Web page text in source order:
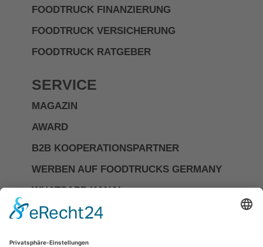
FOODTRUCK FINANZIERUNG
FOODTRUCK VERSICHERUNG
FOODTRUCK RATGEBER
SERVICE
MAGAZIN
AWARD
B2B KOOPERATIONSPARTNER
WERBEN AUF FOODTRUCKS GERMANY
WHATSAPP KANAL
Investor Relations
Impressum